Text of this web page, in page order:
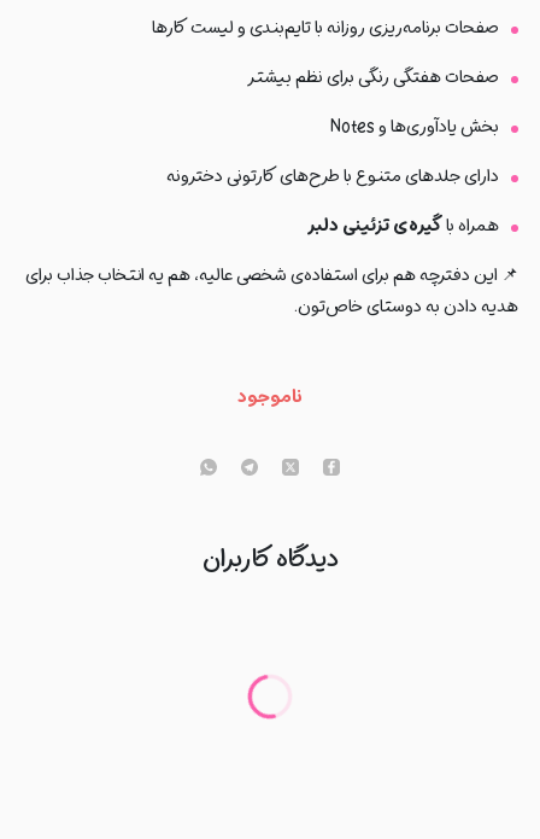
صفحات برنامه‌ریزی روزانه با تایم‌بندی و لیست کارها
صفحات هفتگی رنگی برای نظم بیشتر
بخش یادآوری‌ها و Notes
دارای جلدهای متنوع با طرح‌های کارتونی دخترونه
همراه باگیره‌ی تزئینی دلبر
📌 این دفترچه هم برای استفاده‌ی شخصی عالیه، هم یه انتخاب جذاب برای
هدیه دادن به دوستای خاص‌تون.
ناموجود
دیدگاه کاربران